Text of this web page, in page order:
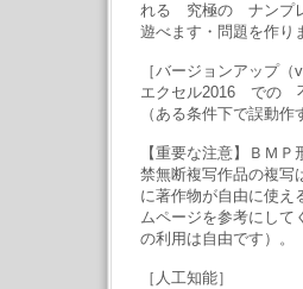
れる 究極の ナンプ
遊べます・問題を作り
［バージョンアップ（
エクセル2016 での
（ある条件下で誤動作
【重要な注意】ＢＭ
禁無断複写作品の複写
に著作物が自由に使え
ムページを参考にして
の利用は自由です）。
［人工知能］